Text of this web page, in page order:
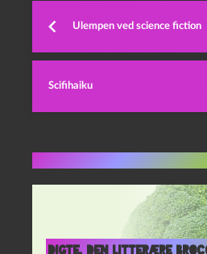
Ulempen ved science fiction
Scifihaiku
Digte, den litterære